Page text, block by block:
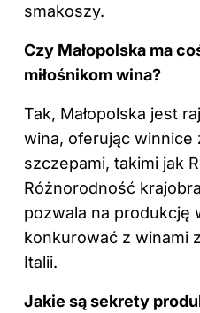
smakoszy.
Czy Małopolska ma
miłośnikom wina?
Tak, Małopolska jest
wina, oferując winnice
szczepami, takimi jak
Różnorodność
pozwala na produkcję
konkurować z winami
Italii.
Jakie są sekrety